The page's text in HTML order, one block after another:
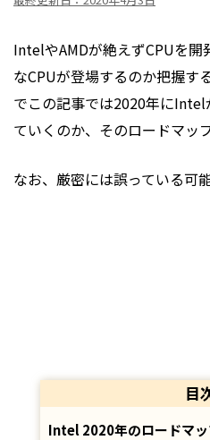
IntelやAMDが絶えずCPUを開
なCPUが登場するのか把握す
でこの記事では2020年にIntel
ていくのか、そのロードマッ
なお、厳密には誤っている可
目
Intel 2020年のロードマ